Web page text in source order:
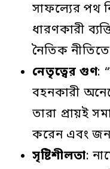
সাফল্যের পথ
ধারণকারী
নৈতিক নীতিতে
নেতৃত্বের গুণ:
বহনকারী
তারা প্রায়ই
করেন এবং
সৃষ্টিশীলতা: